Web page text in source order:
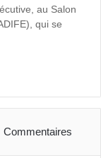
au Salon
qui se
Commentaires